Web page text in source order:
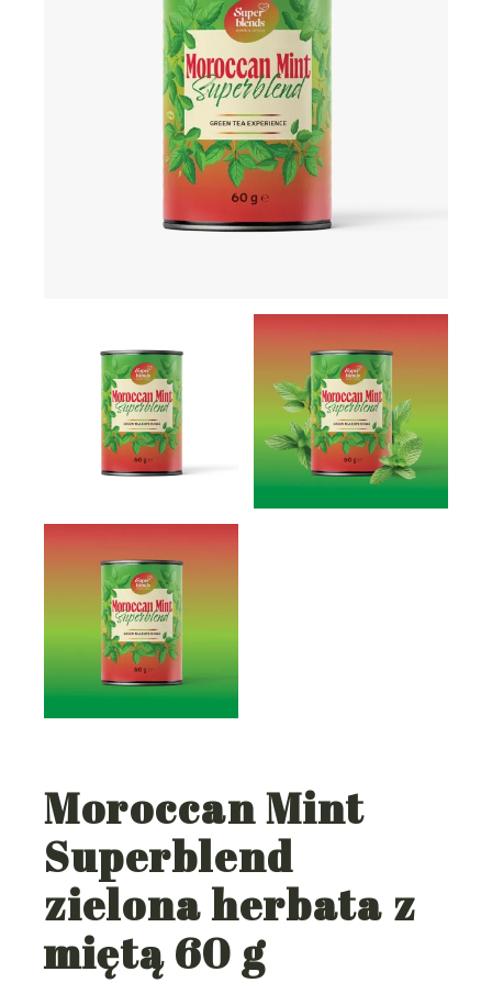
Moroccan Mint
Superblend
zielona herbata z
miętą 60 g